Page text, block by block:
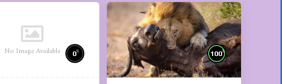
100%
No Image Available 0%